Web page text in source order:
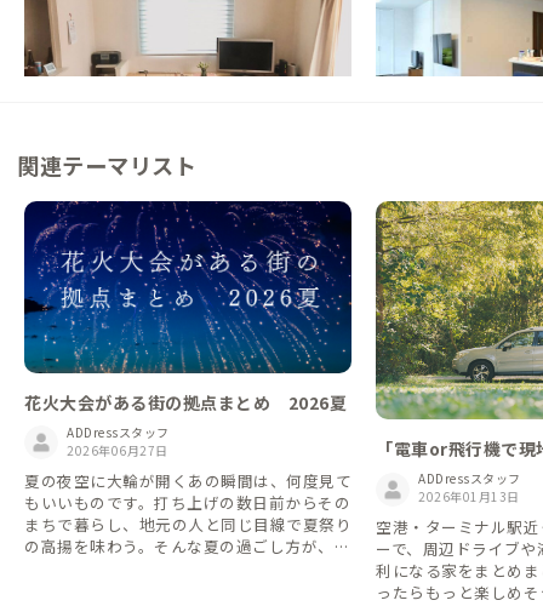
【まるっと貸切専用】東京から60分！海ま
では15分、のんびり湘南を楽しめる家
この家からの距離 0km
【駅徒歩8分】海と街
充実設備の女性専用
この家からの距離 2km
関連テーマリスト
花火大会がある街の拠点まとめ 2026夏
ADDressスタッフ
2026年06月27日
夏の夜空に大輪が開くあの瞬間は、何度見て
もいいものです。打ち上げの数日前からその
まちで暮らし、地元の人と同じ目線で夏祭り
の高揚を味わう。そんな夏の過ごし方が、A
「電車or飛行機で
で周遊」が便利！
ンタカー特集🚗
ADDressスタッフ
2026年01月13日
空港・ターミナル駅
ーで、周辺ドライブ
利になる家をまとめ
ったらもっと楽しめ